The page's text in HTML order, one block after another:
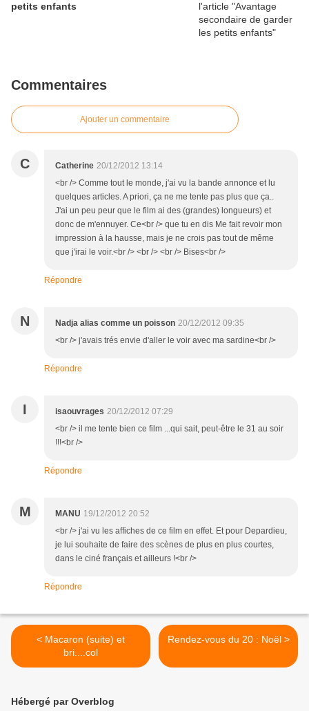
petits enfants
Commentaires
Ajouter un commentaire
C Catherine 20/12/2012 13:14
<br /> Comme tout le monde, j'ai vu la bande annonce et lu
quelques articles. A priori, ça ne me tente pas plus que ça..
J'ai un peu peur que le film ai des (grandes) longueurs) et
donc de m'ennuyer. Ce<br /> que tu en dis Me fait revoir mon
impression à la hausse, mais je ne crois pas tout de même
que j'irai le voir.<br /> <br /> <br /> Bises<br />
Répondre
N Nadja alias comme un poisson 20/12/2012 09:35
<br /> j'avais trés envie d'aller le voir avec ma sardine<br />
Répondre
I isaouvrages 20/12/2012 07:29
<br /> il me tente bien ce film ...qui sait, peut-être le 31 au soir
!!!<br />
Répondre
M MANU 19/12/2012 20:52
<br /> j'ai vu les affiches de ce film en effet. Et pour Depardieu,
je lui souhaite de faire des scènes de plus en plus courtes,
dans le ciné français et ailleurs !<br />
Répondre
< Macaron (suite) et
bri....col
Rendez-vous du 20 : Noël >
Hébergé par Overblog